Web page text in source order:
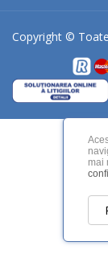
Copyright ©
mai